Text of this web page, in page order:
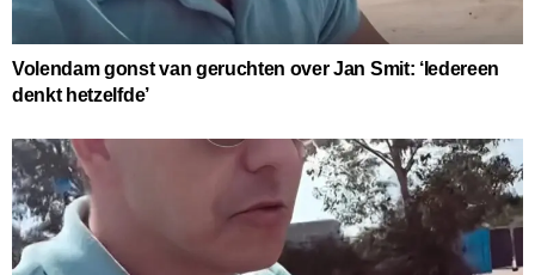
Volendam gonst van geruchten over Jan Smit: ‘Iedereen
denkt hetzelfde’